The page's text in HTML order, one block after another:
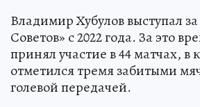
Владимир Хубулов выступал
Советов» с 2022 года. За это
принял участие в 44 матчах, в
отметился тремя забитыми
голевой передачей.